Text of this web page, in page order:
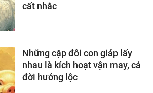
cất nhắc
Những cặp đôi con giáp lấy
nhau là kích hoạt vận may, cả
đời hưởng lộc